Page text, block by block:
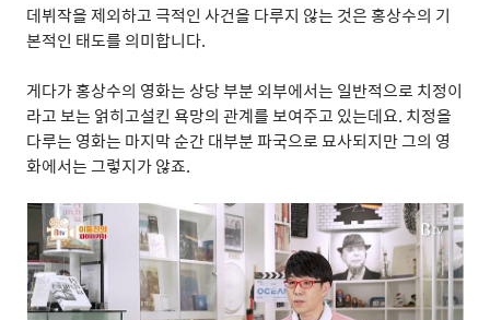
데뷔작을 제외하고 극적인 사건을 다루지 않는 것은 홍상수의 기
본적인 태도를 의미합니다.
게다가 홍상수의 영화는 상당 부분 외부에서는 일반적으로 치정이
라고 보는 얽히고설킨 욕망의 관계를 보여주고 있는데요. 치정을
다루는 영화는 마지막 순간 대부분 파국으로 묘사되지만 그의 영
화에서는 그렇지가 않죠.